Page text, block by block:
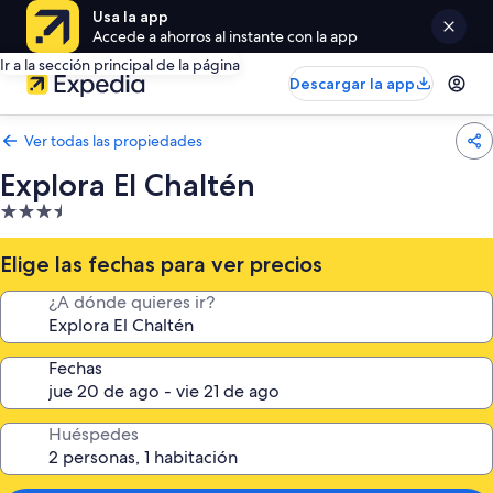
Usa la app
Accede a ahorros al instante con la app
Ir a la sección principal de la página
Descargar la app
Ver todas las propiedades
Explora El Chaltén
Propiedad
de
3.5
estrellas
Elige las fechas para ver precios
¿A dónde quieres ir?
Fechas
Huéspedes